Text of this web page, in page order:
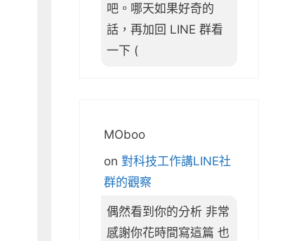
吧。哪天如果好奇的
話，再加回 LINE 群看
一下 (
MOboo
on 對科技工作講LINE社
群的觀察
偶然看到你的分析 非常
感謝你花時間寫這篇 也